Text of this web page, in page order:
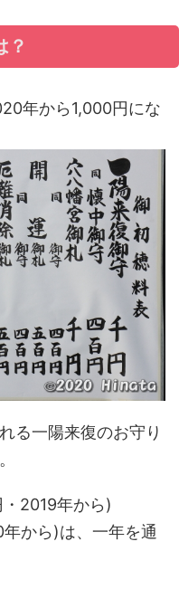
？
年から1,000円にな
る一陽来復のお守り
2019年から)
から)は、一年を通